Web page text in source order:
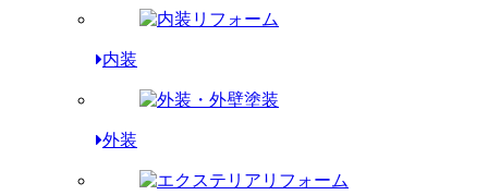
内装
外装